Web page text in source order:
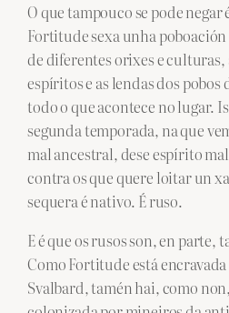
O que tampouco se pode negar
Fortitude sexa unha
de diferentes orixes e culturas,
espíritos e as lendas dos
todo o que acontece no lugar.
segunda temporada, na que
mal ancestral, dese espírito
contra os que quere loitar un
sequera é nativo. É ruso.
E é que os rusos son, en parte,
Como Fortitude está
Svalbard, tamén hai, como